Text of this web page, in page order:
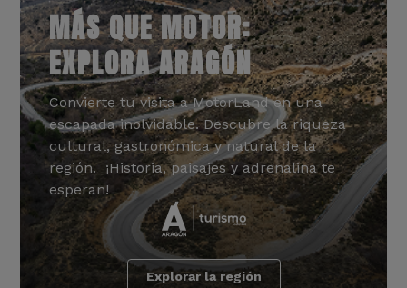
MÁS QUE MOTOR:
EXPLORA ARAGÓN
Convierte tu visita a MotorLand en una
escapada inolvidable. Descubre la riqueza
cultural, gastronómica y natural de la
región. ¡Historia, paisajes y adrenalina te
esperan!
Explorar la región